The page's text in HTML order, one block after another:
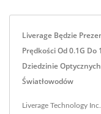
Liverage Będzie
Prędkości Od 0.1G Do
Dziedzinie
Światłowodów
Liverage Technology